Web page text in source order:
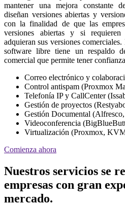
mantener una mejora constante
diseñan versiones abiertas y
con la finalidad de que las
versiones abiertas y si requieren
adquieran sus versiones
software libre tiene un respaldo
comercial que permite tener
Correo electrónico y
Control antispam (Proxmox
Telefonía IP y CallCenter
Gestión de proyectos
Gestión Documental
Videoconferencia
Virtualización (Proxmox,
Comienza ahora
Nuestros servicios se
empresas con gran
mercado.